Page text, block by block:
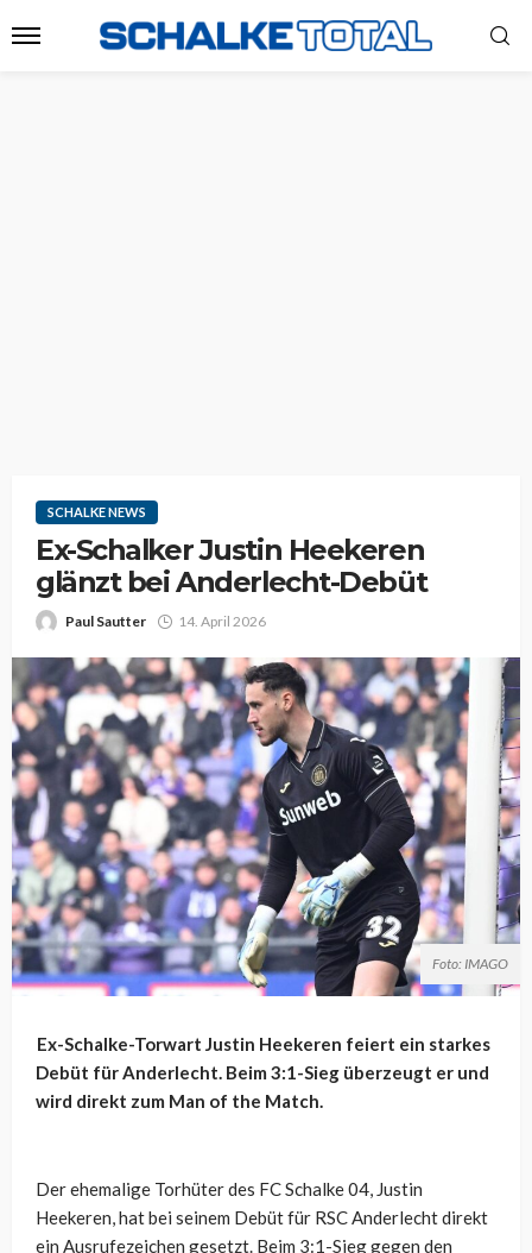
SCHALKE NEWS
Ex-Schalker Justin Heekeren
glänzt bei Anderlecht-Debüt
Paul Sautter 14. April 2026
Foto: IMAGO
Ex-Schalke-Torwart Justin Heekeren feiert ein starkes
Debüt für Anderlecht. Beim 3:1-Sieg überzeugt er und
wird direkt zum Man of the Match.
Der ehemalige Torhüter des FC Schalke 04, Justin
Heekeren, hat bei seinem Debüt für RSC Anderlecht direkt
ein Ausrufezeichen gesetzt. Beim 3:1-Sieg gegen den